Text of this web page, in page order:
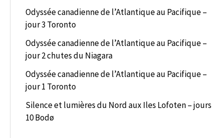
Odyssée canadienne de l’Atlantique au Pacifique –
jour 3 Toronto
Odyssée canadienne de l’Atlantique au Pacifique –
jour 2 chutes du Niagara
Odyssée canadienne de l’Atlantique au Pacifique –
jour 1 Toronto
Silence et lumières du Nord aux Iles Lofoten – jours
10 Bodø